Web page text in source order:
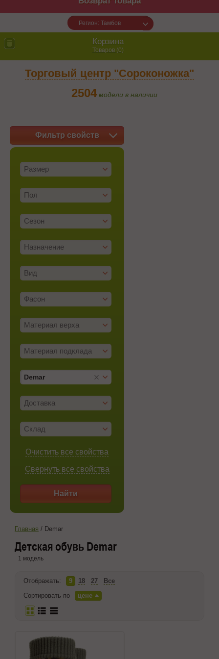
Регион: Тамбов
Корзина
Товаров (0)
Торговый центр "Сороконожка"
2504 модели в наличии
Фильтр свойств
Размер
Пол
Сезон
Назначение
Вид
Фасон
Материал верха
Материал подклада
Demar
Доставка
Склад
Очистить все свойства
Свернуть все свойства
Найти
Главная / Demar
Детская обувь Demar
1 модель
Отображать: 9 18 27
Все
Сортировать по
цене